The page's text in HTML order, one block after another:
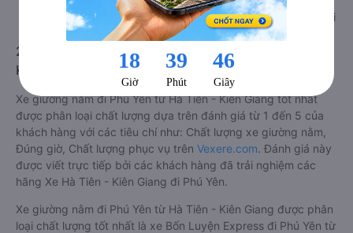
là không bắt khách dọc đường, tránh được tình trạng bị nhồi
nhét trong quá trình di chuyển.
2. Về chất lượng, review, đánh giá nhà xe Hà Tiên -
Kiên Giang Phú Yên giường nằm
Xe giường nằm đi Phú Yên từ Hà Tiên - Kiên Giang tốt nhất
được phân loại chất lượng dựa trên đánh giá từ 1 đến 5 của
khách hàng với các tiêu chí như: Chất lượng xe giường nằm,
Đúng giờ, Chất lượng phục vụ trên Vexere.com. Đánh giá này
được viết trực tiếp bởi các khách hàng đã trải nghiệm các
hãng Xe Hà Tiên - Kiên Giang đi Phú Yên.
Xe giường nằm đi Phú Yên từ Hà Tiên - Kiên Giang được phân
loại chất lượng tốt nhất là xe Bốn Luyện Express đi Phú Yên từ